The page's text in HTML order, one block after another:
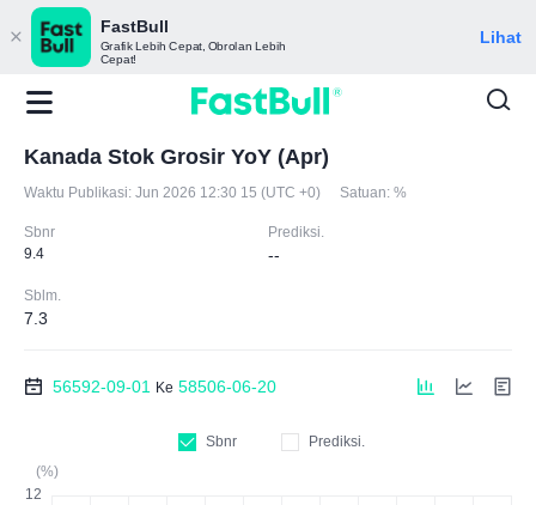
FastBull
Grafik Lebih Cepat, Obrolan Lebih
Cepat!
Lihat
Kanada Stok Grosir YoY (Apr)
Waktu Publikasi: Jun 2026 12:30 15 (UTC +0) Satuan: %
Sbnr
9.4
Prediksi.
--
Sblm.
7.3
56592-09-01 Ke 58506-06-20
Sbnr
Prediksi.
(%)